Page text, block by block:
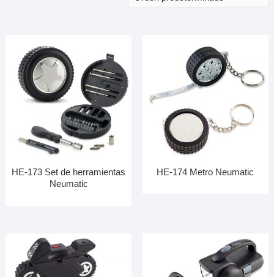
HE-173 Set de herramientas
Neumatic
HE-174 Metro Neumatic